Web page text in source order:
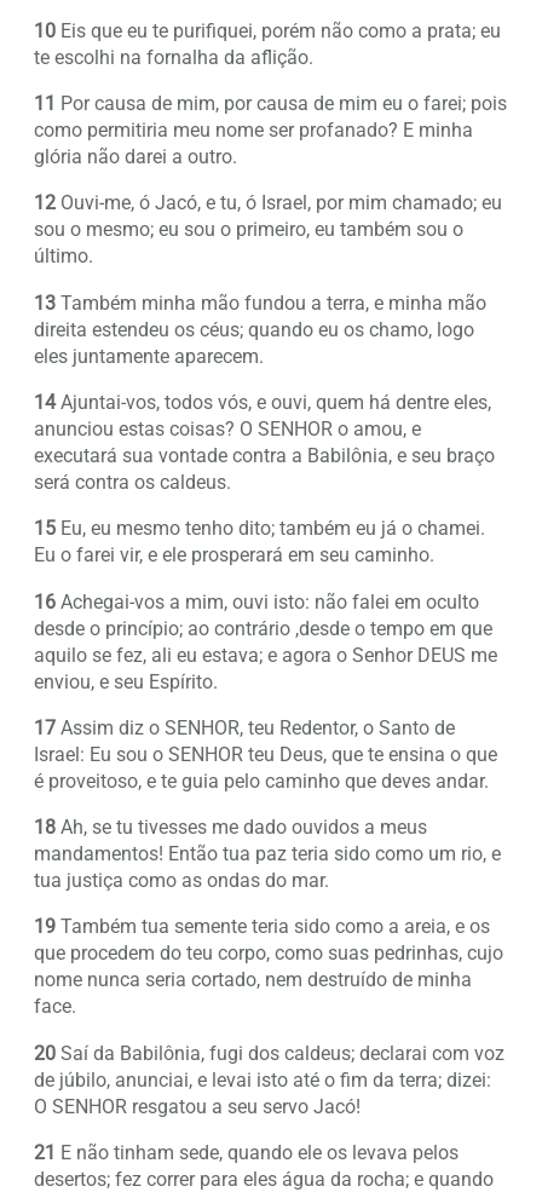
10 Eis que eu te purifiquei, porém não como a prata; eu
te escolhi na fornalha da aflição.
11 Por causa de mim, por causa de mim eu o farei; pois
como permitiria meu nome ser profanado? E minha
glória não darei a outro.
12 Ouvi-me, ó Jacó, e tu, ó Israel, por mim chamado; eu
sou o mesmo; eu sou o primeiro, eu também sou o
último.
13 Também minha mão fundou a terra, e minha mão
direita estendeu os céus; quando eu os chamo, logo
eles juntamente aparecem.
14Ajuntai-vos, todos vós, e ouvi, quem há dentre eles,
anunciou estas coisas? O SENHOR o amou, e
executará sua vontade contra a Babilônia, e seu braço
será contra os caldeus.
15 Eu, eu mesmo tenho dito; também eu já o chamei.
Eu o farei vir, e ele prosperará em seu caminho.
16 Achegai-vos a mim, ouvi isto: não falei em oculto
desde o princípio; ao contrário ,desde o tempo em que
aquilo se fez, ali eu estava; e agora o Senhor DEUS me
enviou, e seu Espírito.
17 Assim diz o SENHOR, teu Redentor, o Santo de
Israel: Eu sou o SENHOR teu Deus, que te ensina o que
é proveitoso, e te guia pelo caminho que deves andar.
18 Ah, se tu tivesses me dado ouvidos a meus
mandamentos! Então tua paz teria sido como um rio, e
tua justiça como as ondas do mar.
19 Também tua semente teria sido como a areia, e os
que procedem do teu corpo, como suas pedrinhas, cujo
nome nunca seria cortado, nem destruído de minha
face.
20 Saí da Babilônia, fugi dos caldeus; declarai com voz
de júbilo, anunciai, e levai isto até o fim da terra; dizei:
O SENHOR resgatou a seu servo Jacó!
21 E não tinham sede, quando ele os levava pelos
desertos; fez correr para eles água da rocha; e quando